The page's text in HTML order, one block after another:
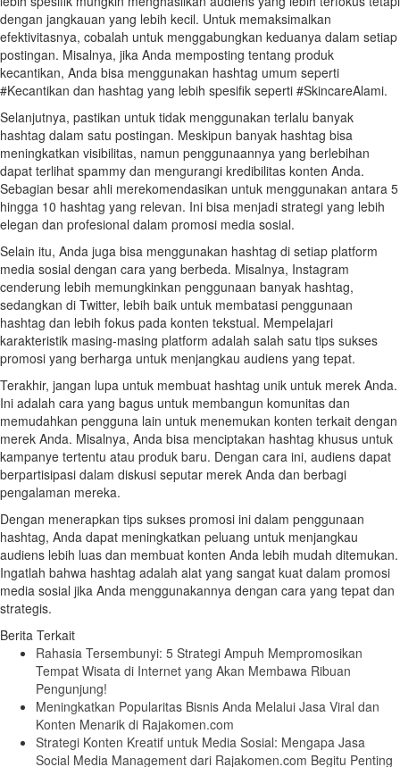
dengan jangkauan yang lebih kecil. Untuk memaksimalkan
efektivitasnya, cobalah untuk menggabungkan keduanya dalam setiap
postingan. Misalnya, jika Anda memposting tentang produk
kecantikan, Anda bisa menggunakan hashtag umum seperti
#Kecantikan dan hashtag yang lebih spesifik seperti #SkincareAlami.
Selanjutnya, pastikan untuk tidak menggunakan terlalu banyak
hashtag dalam satu postingan. Meskipun banyak hashtag bisa
meningkatkan visibilitas, namun penggunaannya yang berlebihan
dapat terlihat spammy dan mengurangi kredibilitas konten Anda.
Sebagian besar ahli merekomendasikan untuk menggunakan antara 5
hingga 10 hashtag yang relevan. Ini bisa menjadi strategi yang lebih
elegan dan profesional dalam promosi media sosial.
Selain itu, Anda juga bisa menggunakan hashtag di setiap platform
media sosial dengan cara yang berbeda. Misalnya, Instagram
cenderung lebih memungkinkan penggunaan banyak hashtag,
sedangkan di Twitter, lebih baik untuk membatasi penggunaan
hashtag dan lebih fokus pada konten tekstual. Mempelajari
karakteristik masing-masing platform adalah salah satu tips sukses
promosi yang berharga untuk menjangkau audiens yang tepat.
Terakhir, jangan lupa untuk membuat hashtag unik untuk merek Anda.
Ini adalah cara yang bagus untuk membangun komunitas dan
memudahkan pengguna lain untuk menemukan konten terkait dengan
merek Anda. Misalnya, Anda bisa menciptakan hashtag khusus untuk
kampanye tertentu atau produk baru. Dengan cara ini, audiens dapat
berpartisipasi dalam diskusi seputar merek Anda dan berbagi
pengalaman mereka.
Dengan menerapkan tips sukses promosi ini dalam penggunaan
hashtag, Anda dapat meningkatkan peluang untuk menjangkau
audiens lebih luas dan membuat konten Anda lebih mudah ditemukan.
Ingatlah bahwa hashtag adalah alat yang sangat kuat dalam promosi
media sosial jika Anda menggunakannya dengan cara yang tepat dan
strategis.
Berita Terkait
Rahasia Tersembunyi: 5 Strategi Ampuh Mempromosikan
Tempat Wisata di Internet yang Akan Membawa Ribuan
Pengunjung!
Meningkatkan Popularitas Bisnis Anda Melalui Jasa Viral dan
Konten Menarik di Rajakomen.com
Strategi Konten Kreatif untuk Media Sosial: Mengapa Jasa
Social Media Management dari Rajakomen.com Begitu Penting